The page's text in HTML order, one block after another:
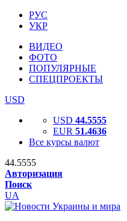
РУС
УКР
ВИДЕО
ФОТО
ПОПУЛЯРНЫЕ
СПЕЦПРОЕКТЫ
USD
USD 44.5555
EUR 51.4636
Все курсы валют
44.5555
Авторизация
Поиск
UA